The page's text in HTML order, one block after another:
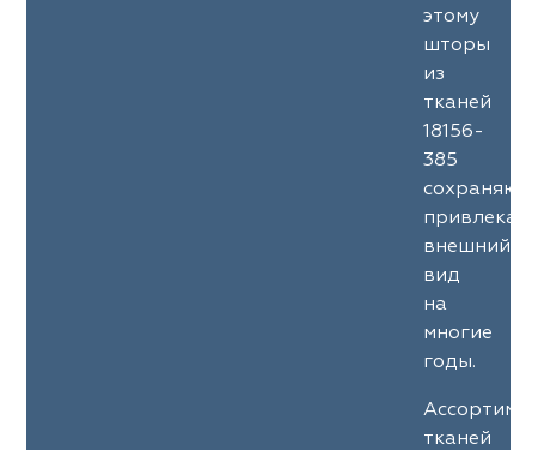
этому
шторы
из
тканей
18156-
385
сохраняют
внешний
вид
на
многие
годы.
тканей